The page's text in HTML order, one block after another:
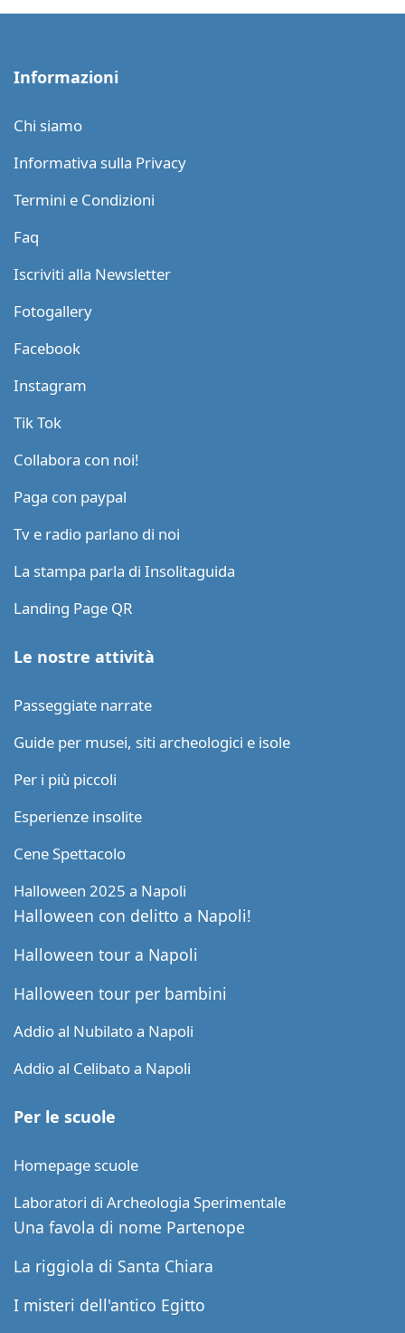
Informazioni
Chi siamo
Informativa sulla Privacy
Termini e Condizioni
Faq
Iscriviti alla Newsletter
Fotogallery
Facebook
Instagram
Tik Tok
Collabora con noi!
Paga con paypal
Tv e radio parlano di noi
La stampa parla di Insolitaguida
Landing Page QR
Le nostre attività
Passeggiate narrate
Guide per musei, siti archeologici e isole
Per i più piccoli
Esperienze insolite
Cene Spettacolo
Halloween 2025 a Napoli
Halloween con delitto a Napoli!
Halloween tour a Napoli
Halloween tour per bambini
Addio al Nubilato a Napoli
Addio al Celibato a Napoli
Per le scuole
Homepage scuole
Laboratori di Archeologia Sperimentale
Una favola di nome Partenope
La riggiola di Santa Chiara
I misteri dell'antico Egitto